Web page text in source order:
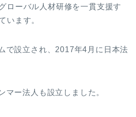
ローバル人材研修を一貫支援す
います。
で設立され、 2017年4月に日本法
マー法人も設立しました。